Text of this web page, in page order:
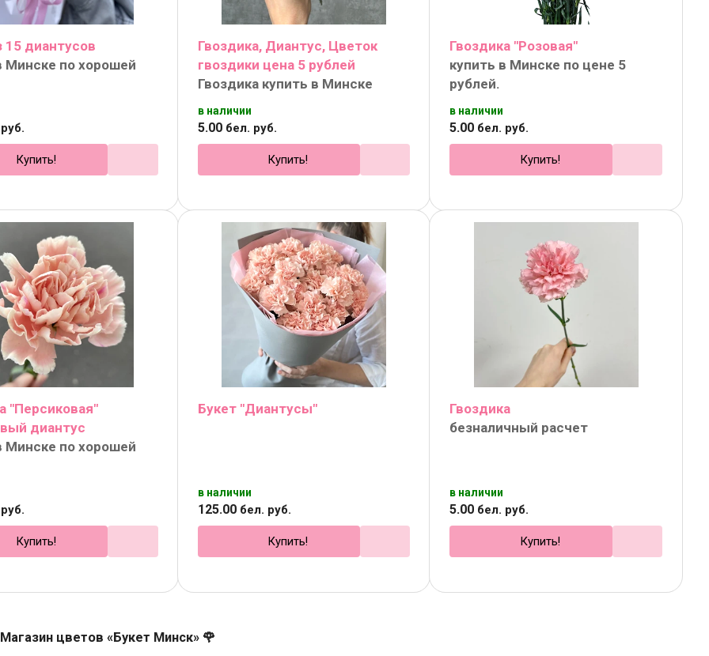
15 диантусов
Минске по хорошей
Купить!
Гвоздика, Диантус, Цветок
гвоздики цена 5 рублей
Гвоздика купить в Минске
в наличии
5.00бел. руб.
Купить!
Гвоздика "Розовая"
купить в Минске по цене 5
рублей.
в наличии
5.00 бел. руб.
Купить!
"Персиковая"
диантус
Минске по хорошей
Купить!
Букет "Диантусы"
в наличии
125.00бел. руб.
Купить!
Гвоздика
безналичный расчет
в наличии
5.00 бел. руб.
Купить!
цветов «Букет Минск» 🌹